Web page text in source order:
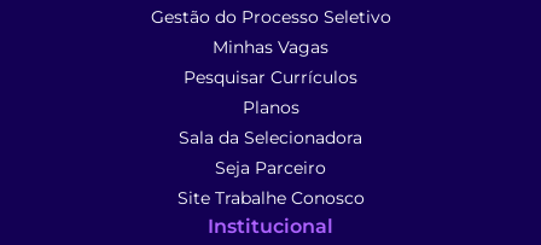
Gestão do Processo Seletivo
Minhas Vagas
Pesquisar Currículos
Planos
Sala da Selecionadora
Seja Parceiro
Site Trabalhe Conosco
Institucional